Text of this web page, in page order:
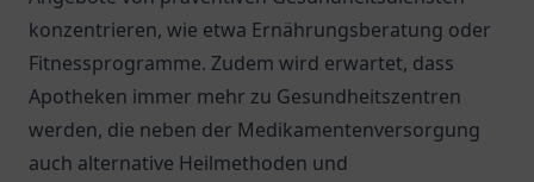
konzentrieren, wie etwa Ernährungsberatung oder
Fitnessprogramme. Zudem wird erwartet, dass
Apotheken immer mehr zu Gesundheitszentren
werden, die neben der Medikamentenversorgung
auch alternative Heilmethoden und